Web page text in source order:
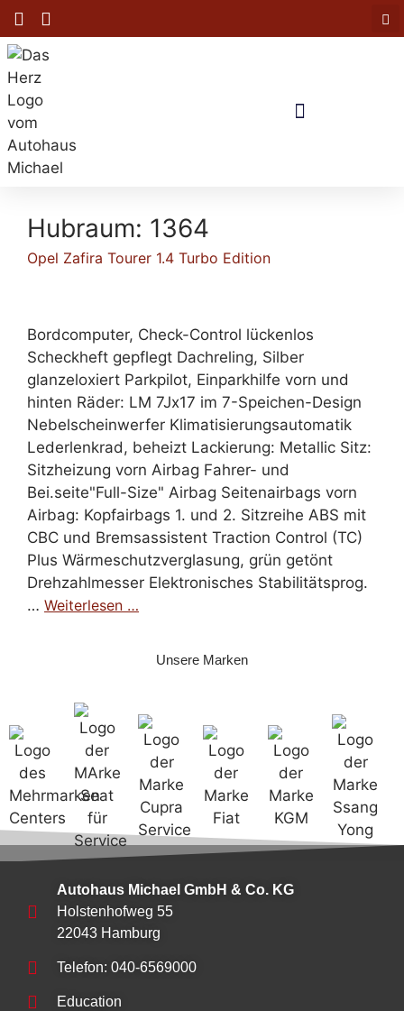
Hubraum: 1364
Opel Zafira Tourer 1.4 Turbo Edition
Bordcomputer, Check-Control lückenlos
Scheckheft gepflegt Dachreling, Silber
glanzeloxiert Parkpilot, Einparkhilfe vorn und
hinten Räder: LM 7Jx17 im 7-Speichen-Design
Nebelscheinwerfer Klimatisierungsautomatik
Lederlenkrad, beheizt Lackierung: Metallic Sitz:
Sitzheizung vorn Airbag Fahrer- und
Bei.seite"Full-Size" Airbag Seitenairbags vorn
Airbag: Kopfairbags 1. und 2. Sitzreihe ABS mit
CBC und Bremsassistent Traction Control (TC)
Plus Wärmeschutzverglasung, grün getönt
Drehzahlmesser Elektronisches Stabilitätsprog.
… Weiterlesen …
Unsere Marken
Autohaus Michael GmbH & Co. KG
Holstenhofweg 55
22043 Hamburg
Telefon: 040-6569000
Education